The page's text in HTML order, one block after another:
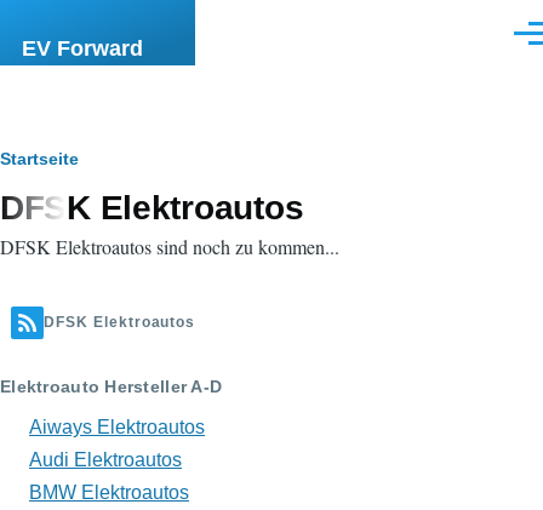
EV Forward
Pfadnavigation
Startseite
DFSK Elektroautos
DFSK Elektroautos sind noch zu kommen...
DFSK Elektroautos
Elektroauto Hersteller A-D
Aiways Elektroautos
Audi Elektroautos
BMW Elektroautos